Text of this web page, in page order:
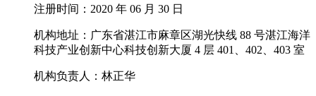
注册时间：2020 年 06 月 30 日
机构地址：广东省湛江市麻章区湖光快线 88 号湛江海洋
科技产业创新中心科技创新大厦 4 层 401、402、403 室
机构负责人：林正华